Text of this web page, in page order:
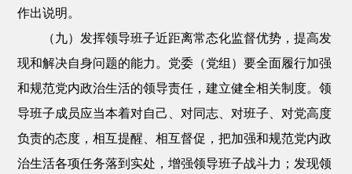
作出说明。
（九）发挥领导班子近距离常态化监督优势，提高发
现和解决自身问题的能力。党委（党组）要全面履行加强
和规范党内政治生活的领导责任，建立健全相关制度。领
导班子成员应当本着对自己、对同志、对班子、对党高度
负责的态度，相互提醒、相互督促，把加强和规范党内政
治生活各项任务落到实处，增强领导班子战斗力；发现领